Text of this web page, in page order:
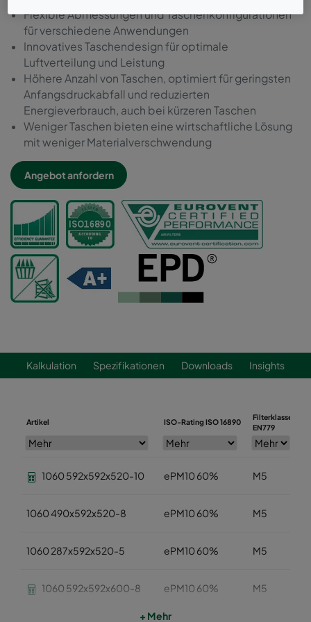
Flexible Abmessungen und Taschenkonfigurationen
für verschiedene Anwendungen
Innovatives Taschendesign für optimale
Luftverteilung und Leistung
Höhere Anzahl von Taschen, optimiert für geringsten
Anfangsdruckabfall und reduzierten
Energieverbrauch, auch bei kürzeren Taschen
Weniger Taschen bieten eine wirtschaftliche Lösung
mit weniger Materialverschwendung
Angebot anfordern
Kalkulation Spezifikationen Downloads Insights
Artikel ISO-Rating ISO 16890
Filterklasse
EN779
1060 592x592x520-10 ePM10 60% M5
1060 490x592x520-8 ePM10 60% M5
1060 287x592x520-5 ePM10 60% M5
1060 592x592x600-8 ePM10 60% M5
+ Mehr